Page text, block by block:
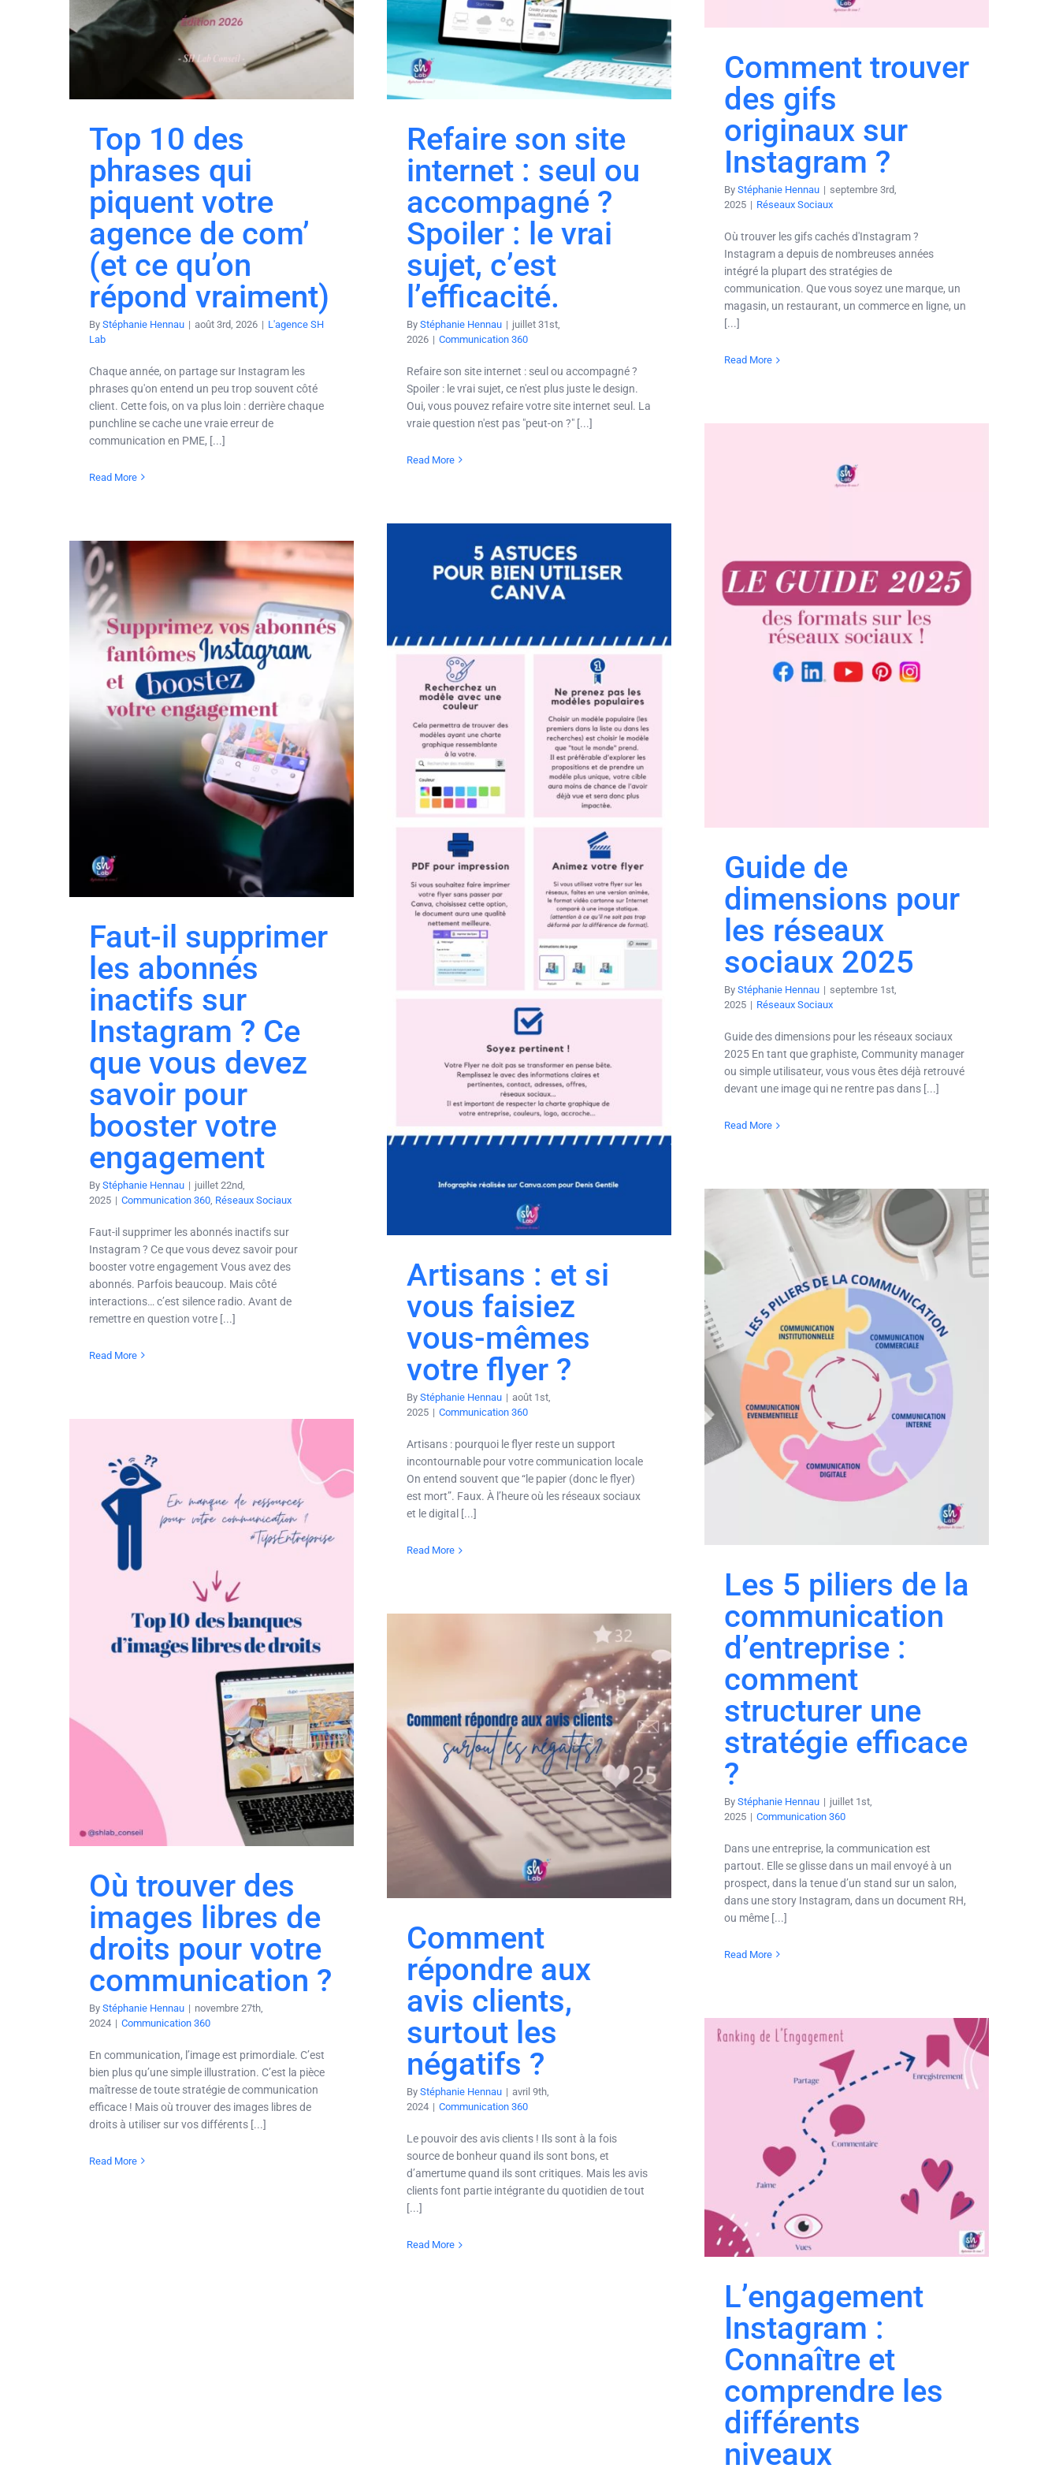
Top 10 des
phrases qui
piquent votre
agence de com’
(et ce qu’on
répond vraiment)
By Stéphanie Hennau | août 3rd, 2026 | L'agence SH
Lab
Chaque année, on partage sur Instagram les
phrases qu'on entend un peu trop souvent côté
client. Cette fois, on va plus loin : derrière chaque
punchline se cache une vraie erreur de
communication en PME, [...]
Read More
Refaire son site
internet : seul ou
accompagné ?
Spoiler : le vrai
sujet, c’est
l’efficacité.
By Stéphanie Hennau | juillet 31st,
2026 | Communication 360
Refaire son site internet : seul ou accompagné ?
Spoiler : le vrai sujet, ce n'est plus juste le design.
Oui, vous pouvez refaire votre site internet seul. La
vraie question n'est pas "peut-on ?" [...]
Read More
Comment trouver
des gifs
originaux sur
Instagram ?
By Stéphanie Hennau | septembre 3rd,
2025 | Réseaux Sociaux
Où trouver les gifs cachés d'Instagram ?
Instagram a depuis de nombreuses années
intégré la plupart des stratégies de
communication. Que vous soyez une marque, un
magasin, un restaurant, un commerce en ligne, un
[...]
Read More
Guide de
dimensions pour
les réseaux
sociaux 2025
By Stéphanie Hennau | septembre 1st,
2025 | Réseaux Sociaux
Guide des dimensions pour les réseaux sociaux
2025 En tant que graphiste, Community manager
ou simple utilisateur, vous vous êtes déjà retrouvé
devant une image qui ne rentre pas dans [...]
Read More
Artisans : et si
vous faisiez
vous-mêmes
votre flyer ?
By Stéphanie Hennau | août 1st,
2025 | Communication 360
Artisans : pourquoi le flyer reste un support
incontournable pour votre communication locale
On entend souvent que “le papier (donc le flyer)
est mort”. Faux. À l’heure où les réseaux sociaux
et le digital [...]
Read More
Faut-il supprimer
les abonnés
inactifs sur
Instagram ? Ce
que vous devez
savoir pour
booster votre
engagement
By Stéphanie Hennau | juillet 22nd,
2025 | Communication 360 Réseaux Sociaux
Faut-il supprimer les abonnés inactifs sur
Instagram ? Ce que vous devez savoir pour
booster votre engagement Vous avez des
abonnés. Parfois beaucoup. Mais côté
interactions… c’est silence radio. Avant de
remettre en question votre [...]
Read More
Les 5 piliers de la
communication
d’entreprise :
comment
structurer une
stratégie efficace
?
By Stéphanie Hennau | juillet 1st,
2025 | Communication 360
Dans une entreprise, la communication est
partout. Elle se glisse dans un mail envoyé à un
prospect, dans la tenue d’un stand sur un salon,
dans une story Instagram, dans un document RH,
ou même [...]
Read More
Où trouver des
images libres de
droits pour votre
communication ?
By Stéphanie Hennau | novembre 27th,
2024 | Communication 360
En communication, l’image est primordiale. C’est
bien plus qu’une simple illustration. C’est la pièce
maîtresse de toute stratégie de communication
efficace ! Mais où trouver des images libres de
droits à utiliser sur vos différents [...]
Read More
Comment
répondre aux
avis clients,
surtout les
négatifs ?
By Stéphanie Hennau | avril 9th,
2024 | Communication 360
Le pouvoir des avis clients ! Ils sont à la fois
source de bonheur quand ils sont bons, et
d’amertume quand ils sont critiques. Mais les avis
clients font partie intégrante du quotidien de tout
[...]
Read More
L’engagement
Instagram :
Connaître et
comprendre les
différents
niveaux